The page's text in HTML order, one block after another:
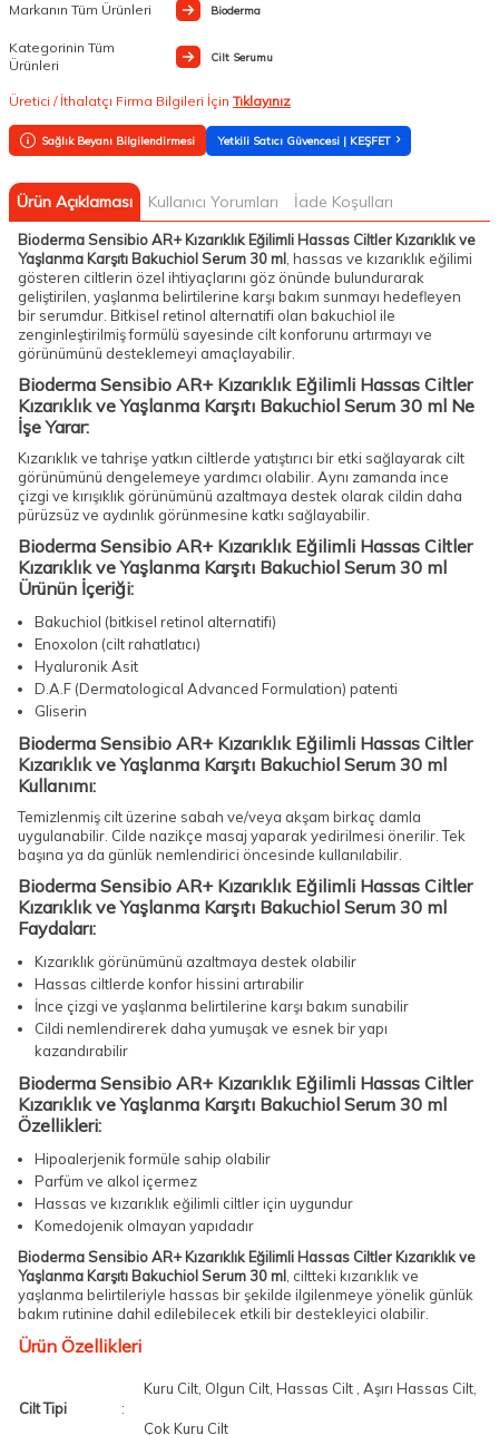
Markanın Tüm Ürünleri Bioderma
Kategorinin Tüm
Ürünleri
Cilt Serumu
Üretici / İthalatçı Firma Bilgileri İçin Tıklayınız
Sağlık Beyanı Bilgilendirmesi Yetkili Satıcı Güvencesi | KEŞFET
Ürün Açıklaması Kullanıcı Yorumları İade Koşulları
Bioderma Sensibio AR+ Kızarıklık Eğilimli Hassas Ciltler Kızarıklık ve
Yaşlanma Karşıtı Bakuchiol Serum 30 ml, hassas ve kızarıklık eğilimi
gösteren ciltlerin özel ihtiyaçlarını göz önünde bulundurarak
geliştirilen, yaşlanma belirtilerine karşı bakım sunmayı hedefleyen
bir serumdur. Bitkisel retinol alternatifi olan bakuchiol ile
zenginleştirilmiş formülü sayesinde cilt konforunu artırmayı ve
görünümünü desteklemeyi amaçlayabilir.
Bioderma Sensibio AR+ Kızarıklık Eğilimli Hassas Ciltler
Kızarıklık ve Yaşlanma Karşıtı Bakuchiol Serum 30 ml Ne
İşe Yarar:
Kızarıklık ve tahrişe yatkın ciltlerde yatıştırıcı bir etki sağlayarak cilt
görünümünü dengelemeye yardımcı olabilir. Aynı zamanda ince
çizgi ve kırışıklık görünümünü azaltmaya destek olarak cildin daha
pürüzsüz ve aydınlık görünmesine katkı sağlayabilir.
Bioderma Sensibio AR+ Kızarıklık Eğilimli Hassas Ciltler
Kızarıklık ve Yaşlanma Karşıtı Bakuchiol Serum 30 ml
Ürünün İçeriği:
Bakuchiol (bitkisel retinol alternatifi)
Enoxolon (cilt rahatlatıcı)
Hyaluronik Asit
D.A.F (Dermatological Advanced Formulation) patenti
Gliserin
Bioderma Sensibio AR+ Kızarıklık Eğilimli Hassas Ciltler
Kızarıklık ve Yaşlanma Karşıtı Bakuchiol Serum 30 ml
Kullanımı:
Temizlenmiş cilt üzerine sabah ve/veya akşam birkaç damla
uygulanabilir. Cilde nazikçe masaj yaparak yedirilmesi önerilir. Tek
başına ya da günlük nemlendirici öncesinde kullanılabilir.
Bioderma Sensibio AR+ Kızarıklık Eğilimli Hassas Ciltler
Kızarıklık ve Yaşlanma Karşıtı Bakuchiol Serum 30 ml
Faydaları:
Kızarıklık görünümünü azaltmaya destek olabilir
Hassas ciltlerde konfor hissini artırabilir
İnce çizgi ve yaşlanma belirtilerine karşı bakım sunabilir
Cildi nemlendirerek daha yumuşak ve esnek bir yapı
kazandırabilir
Bioderma Sensibio AR+ Kızarıklık Eğilimli Hassas Ciltler
Kızarıklık ve Yaşlanma Karşıtı Bakuchiol Serum 30 ml
Özellikleri:
Hipoalerjenik formüle sahip olabilir
Parfüm ve alkol içermez
Hassas ve kızarıklık eğilimli ciltler için uygundur
Komedojenik olmayan yapıdadır
Bioderma Sensibio AR+ Kızarıklık Eğilimli Hassas Ciltler Kızarıklık ve
Yaşlanma Karşıtı Bakuchiol Serum 30 ml, ciltteki kızarıklık ve
yaşlanma belirtileriyle hassas bir şekilde ilgilenmeye yönelik günlük
bakım rutinine dahil edilebilecek etkili bir destekleyici olabilir.
Ürün Özellikleri
Cilt Tipi :
Kuru Cilt, Olgun Cilt, Hassas Cilt , Aşırı Hassas Cilt,
Çok Kuru Cilt